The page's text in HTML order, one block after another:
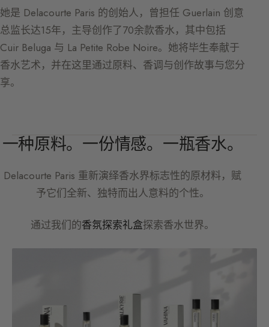
她是 Delacourte Paris 的创始人，曾担任 Guerlain 创意
总监长达15年，主导创作了70余款香水，其中包括
Cuir Beluga 与 La Petite Robe Noire。她将毕生奉献于
香水艺术，并在这里通过原料、香调与创作故事与您分
享。
一种原料。一份情感。一瓶香水。
Delacourte Paris 重新演绎香水界标志性的原材料，赋
予它们全新、独特而出人意料的个性。
通过我们的香氛探索礼盒探索香水世界。